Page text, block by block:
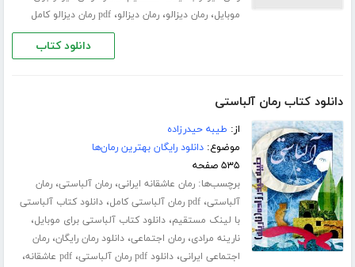
موبایل،رمان دیزالو،رمان دیزالو،pdf رمان دیزالو کامل
دانلود کتاب
دانلود کتاب رمان آلباستی
از: طیبه حیدرزاده
موضوع:دانلود رایگان بهترین رمان‌ها
۵۳۵ صفحه
برچسب‌ها:رمان عاشقانه ایرانی،رمان آلباستی،رمان
آلباستی،pdf رمان آلباستی کامل ،دانلود کتاب آلباستی
با لینک مستقیم،دانلود کتاب آلباستی برای موبایل،
نارینه مرادی،رمان اجتماعی،دانلود رمان رایگان،رمان
اجتماعی ایرانی،دانلود pdf رمان آلباستی ،pdf عاشقانه ،